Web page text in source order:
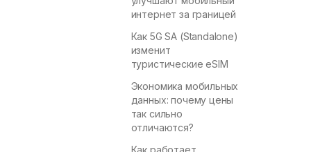
интернет за границей
Как 5G SA (Standalone)
изменит
туристические eSIM
Экономика мобильных
данных: почему цены
так сильно
отличаются?
Как работает